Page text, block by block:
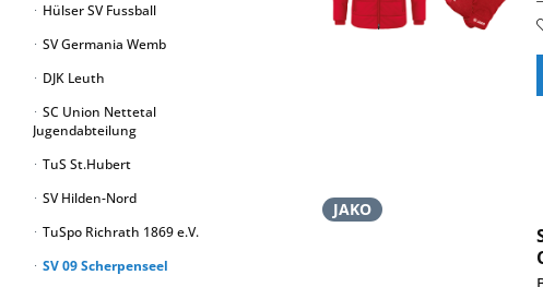
Hülser SV Fussball
SV Germania Wemb
DJK Leuth
SC Union Nettetal
Jugendabteilung
TuS St.Hubert
SV Hilden-Nord
TuSpo Richrath 1869 e.V.
SV 09 Scherpenseel
JAKO